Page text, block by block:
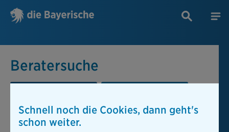
Beratersuche
Beratersuche
PLZ oder Ort
Schnell noch die Cookies, dann geht's
schon weiter.